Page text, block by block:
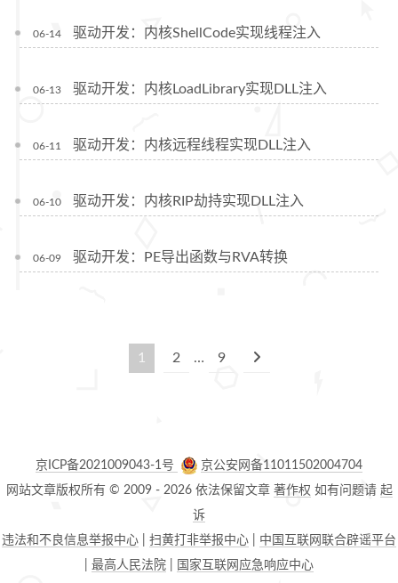
06-14 驱动开发：内核ShellCode实现线程注入
06-13 驱动开发：内核LoadLibrary实现DLL注入
06-11 驱动开发：内核远程线程实现DLL注入
06-10 驱动开发：内核RIP劫持实现DLL注入
06-09 驱动开发：PE导出函数与RVA转换
1 2 … 9
京ICP备2021009043-1号
京公安网备11011502004704
网站文章版权所有 © 2009 - 2026 依法保留文章 著作权 如有问题请 起
诉
违法和不良信息举报中心
扫黄打非举报中心
中国互联网联合辟谣平台
最高人民法院 国家互联网应急响应中心